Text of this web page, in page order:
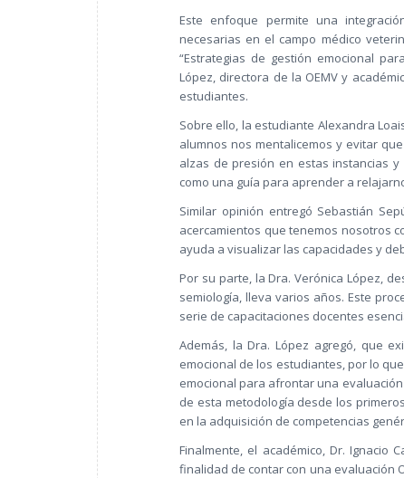
Este enfoque permite una
necesarias en el campo médico
“Estrategias de gestión emocional
López, directora de la OEMV y
estudiantes.
Sobre ello, la estudiante Alexandra
alumnos nos mentalicemos y evitar
alzas de presión en estas instancias
como una guía para aprender a
Similar opinión entregó Sebastián
acercamientos que tenemos nosotros
ayuda a visualizar las capacidades y
Por su parte, la Dra. Verónica López,
semiología, lleva varios años. Este
serie de capacitaciones docentes
Además, la Dra. López agregó, que
emocional de los estudiantes, por lo
emocional para afrontar una
de esta metodología desde los
en la adquisición de competencias
Finalmente, el académico, Dr. Ignacio
finalidad de contar con una evaluación